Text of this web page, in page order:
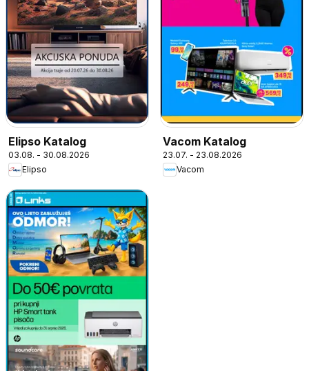
Elipso Katalog
03.08. - 30.08.2026
Elipso
Vacom Katalog
23.07. - 23.08.2026
Vacom